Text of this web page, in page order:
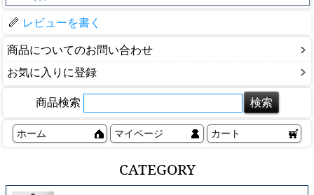
レビューを書く
商品についてのお問い合わせ
お気に入りに登録
商品検索
ホーム マイページ カート
CATEGORY